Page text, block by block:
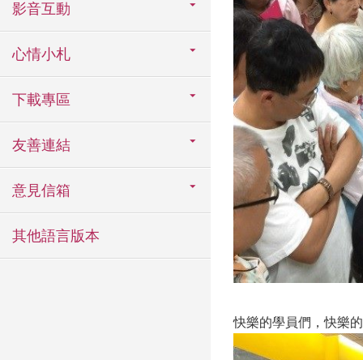
影音互動
心情小札
下載專區
友善連結
意見信箱
其他語言版本
快樂的學員們，快樂